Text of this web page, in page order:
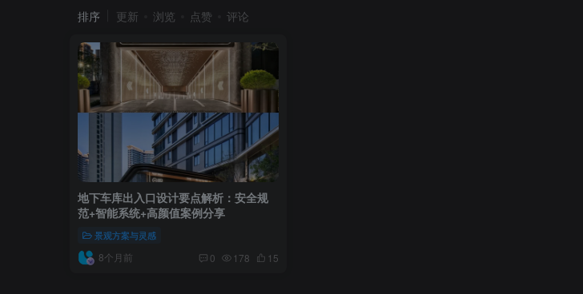
排序 更新 浏览 点赞 评论
地下车库出入口设计要点解析：安全规
范+智能系统+高颜值案例分享
景观方案与灵感
8个月前 0 178 15